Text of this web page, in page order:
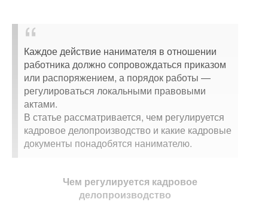
Каждое действие нанимателя в отношении
работника должно сопровождаться приказом
или распоряжением, а порядок работы —
регулироваться локальными правовыми
актами.
В статье рассматривается, чем регулируется
кадровое делопроизводство и какие кадровые
документы понадобятся нанимателю.
Чем регулируется кадровое
делопроизводство